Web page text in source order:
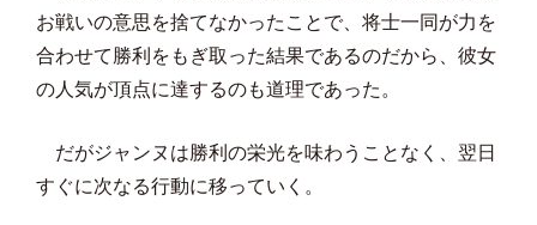
お戦いの意思を捨てなかったことで、将士一同が力を
合わせて勝利をもぎ取った結果であるのだから、彼女
の人気が頂点に達するのも道理であった。
だがジャンヌは勝利の栄光を味わうことなく、翌日
すぐに次なる行動に移っていく。